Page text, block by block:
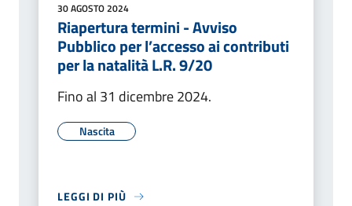
30 AGOSTO 2024
Riapertura termini - Avviso
Pubblico per l’accesso ai contributi
per la natalità L.R. 9/20
Fino al 31 dicembre 2024.
Nascita
LEGGI DI PIÙ